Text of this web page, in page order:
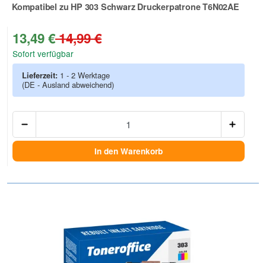
Kompatibel zu HP 303 Schwarz Druckerpatrone T6N02AE
Zur Artikelbewertung
13,49 €14,99 €
Sofort verfügbar
Lieferzeit: 1 - 2 Werktage
(DE - Ausland abweichend)
In den Warenkorb